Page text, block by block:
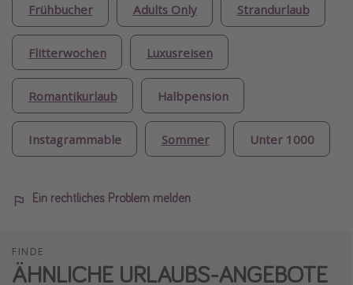
Frühbucher Adults Only Strandurlaub
Flitterwochen Luxusreisen
Romantikurlaub Halbpension
Instagrammable Sommer Unter 1000
Ein rechtliches Problem melden
FINDE
ÄHNLICHE URLAUBS-ANGEBOTE